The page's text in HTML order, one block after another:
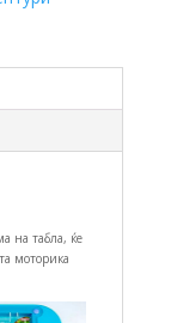
на табла, ќе
моторика